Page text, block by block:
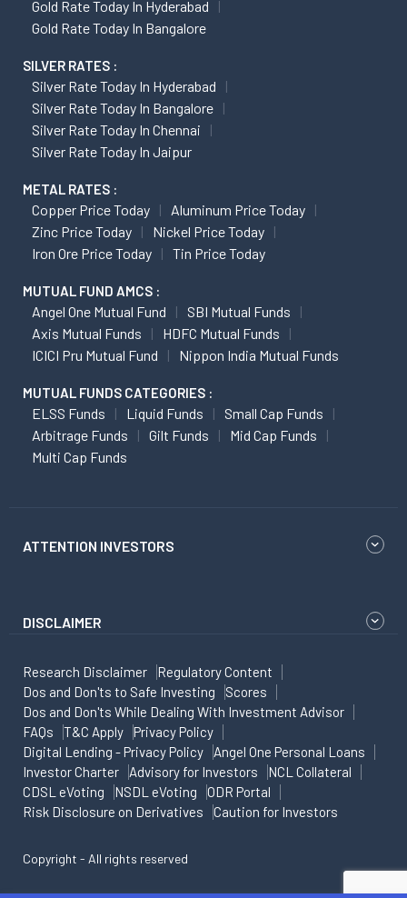
Gold Rate Today In Hyderabad
Gold Rate Today In Bangalore
SILVER RATES :
Silver Rate Today In Hyderabad
Silver Rate Today In Bangalore
Silver Rate Today In Chennai
Silver Rate Today In Jaipur
METAL RATES :
Copper Price Today
Aluminum Price Today
Zinc Price Today
Nickel Price Today
Iron Ore Price Today
Tin Price Today
MUTUAL FUND AMCS :
Angel One Mutual Fund
SBI Mutual Funds
Axis Mutual Funds
HDFC Mutual Funds
ICICI Pru Mutual Fund
Nippon India Mutual Funds
MUTUAL FUNDS CATEGORIES :
ELSS Funds Liquid Funds
Small Cap Funds
Arbitrage Funds
Gilt Funds
Mid Cap Funds
Multi Cap Funds
ATTENTION INVESTORS
DISCLAIMER
Research Disclaimer
Regulatory Content
Dos and Don'ts to Safe Investing
Scores
Dos and Don'ts While Dealing With Investment Advisor
FAQs
T&C Apply
Privacy Policy
Digital Lending - Privacy Policy
Angel One Personal Loans
Investor Charter
Advisory for Investors
NCL Collateral
CDSL eVoting
NSDL eVoting
ODR Portal
Risk Disclosure on Derivatives
Caution for Investors
Copyright - All rights reserved